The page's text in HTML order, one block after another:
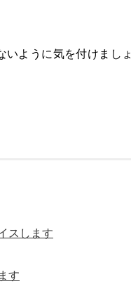
ように気を付けましょ
スします
す